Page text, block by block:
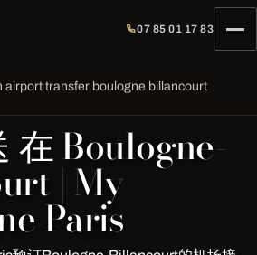
07 85 01 17 83
airport transfer boulogne billancourt
在 Boulogne-
| My
Paris